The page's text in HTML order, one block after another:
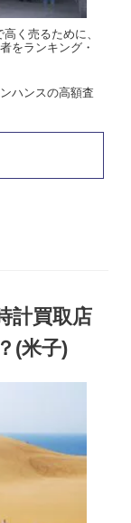
く売るために、
をランキング・
ハンスの高額査
計買取店
(米子)